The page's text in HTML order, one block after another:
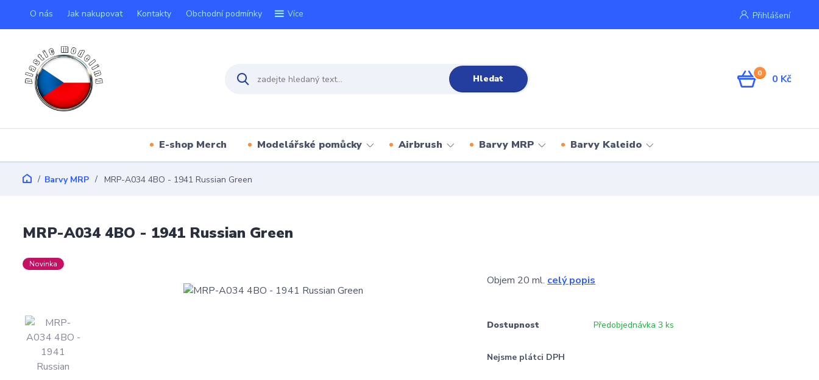
O nás Jak nakupovat Kontakty Obchodní podmínky Více Přihlášení
Hledat 0 0 Kč
E-shop Merch Modelářské pomůcky Airbrush Barvy MRP Barvy Kaleido
Barvy MRP MRP-A034 4BO - 1941 Russian Green
MRP-A034 4BO - 1941 Russian Green
Novinka
Objem 20 ml. celý popis
Dostupnost Předobjednávka 3 ks
Nejsme plátci DPH